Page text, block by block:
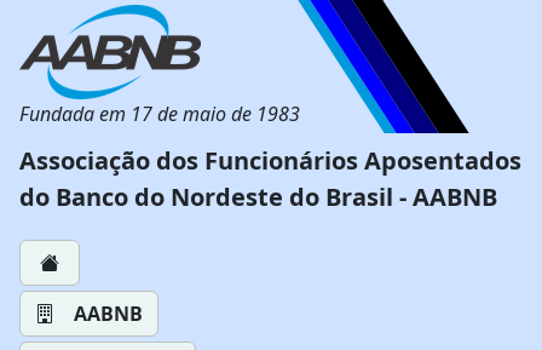
Fundada em 17 de maio de 1983
Associação dos Funcionários Aposentados
do Banco do Nordeste do Brasil - AABNB
AABNB